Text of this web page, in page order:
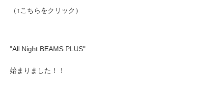
（↑こちらをクリック）
"All Night BEAMS PLUS"
始まりました！！